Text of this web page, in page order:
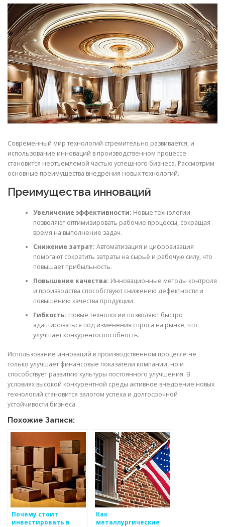
СТАТЬИ
Современный мир технологий стремительно развивается, и
использование инноваций в производственном процессе
становится неотъемлемой частью успешного бизнеса. Рассмотрим
основные преимущества внедрения новых технологий.
Преимущества инноваций
Увеличение эффективности: Новые технологии
позволяют оптимизировать рабочие процессы, сокращая
время на выполнение задач.
Снижение затрат: Автоматизация и цифровизация
помогают сократить затраты на сырьё и рабочую силу, что
повышает прибыльность.
Повышение качества: Инновационные методы контроля
и производства способствуют снижению дефектности и
повышению качества продукции.
Гибкость: Новые технологии позволяют быстро
адаптироваться под изменения спроса на рынке, что
улучшает конкурентоспособность.
Использование инноваций в производственном процессе не
только улучшает финансовые показатели компании, но и
способствует развитию культуры постоянного улучшения. В
условиях высокой конкурентной среды активное внедрение новых
технологий становится залогом успеха и долгосрочной
устойчивости бизнеса.
Похожие Записи:
Почему стоит
инвестировать в
Как
металлургические